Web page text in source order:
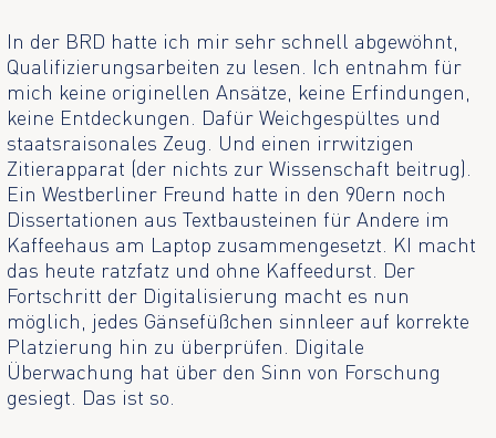
In der BRD hatte ich mir sehr schnell abgewöhnt,
Qualifizierungsarbeiten zu lesen. Ich entnahm für
mich keine originellen Ansätze, keine Erfindungen,
keine Entdeckungen. Dafür Weichgespültes und
staatsraisonales Zeug. Und einen irrwitzigen
Zitierapparat (der nichts zur Wissenschaft beitrug).
Ein Westberliner Freund hatte in den 90ern noch
Dissertationen aus Textbausteinen für Andere im
Kaffeehaus am Laptop zusammengesetzt. KI macht
das heute ratzfatz und ohne Kaffeedurst. Der
Fortschritt der Digitalisierung macht es nun
möglich, jedes Gänsefüßchen sinnleer auf korrekte
Platzierung hin zu überprüfen. Digitale
Überwachung hat über den Sinn von Forschung
gesiegt. Das ist so.